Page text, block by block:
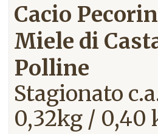
Cacio
Miele di
Polline
Stagionato
0,32kg / 0,40